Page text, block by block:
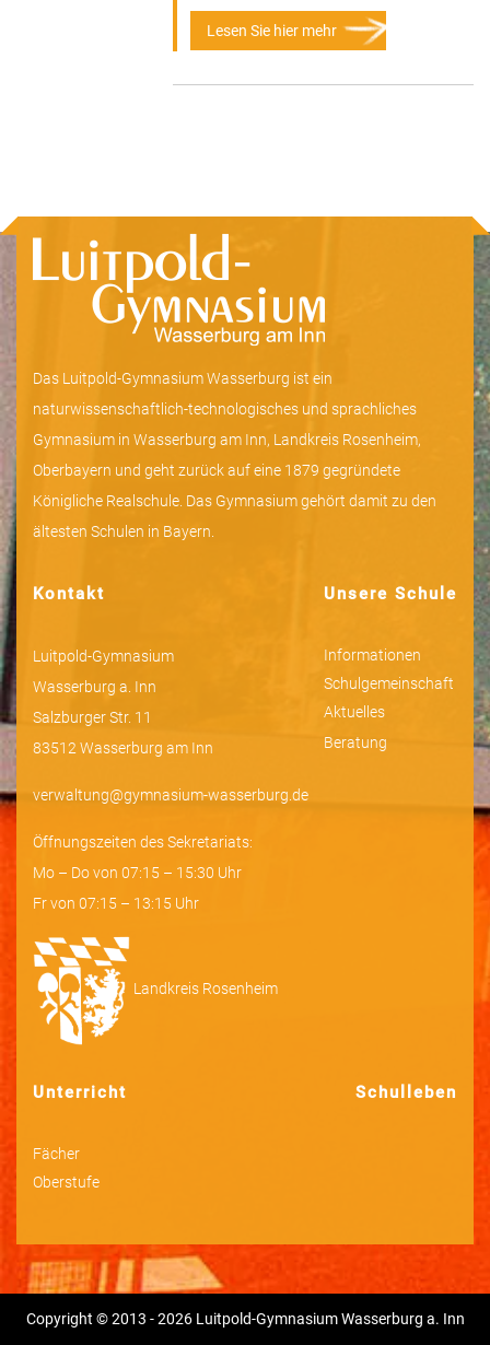
Lesen Sie hier mehr
Das Luitpold-Gymnasium Wasserburg ist ein
naturwissenschaftlich-technologisches und sprachliches
Gymnasium in Wasserburg am Inn, Landkreis Rosenheim,
Oberbayern und geht zurück auf eine 1879 gegründete
Königliche Realschule. Das Gymnasium gehört damit zu den
ältesten Schulen in Bayern.
Kontakt
Luitpold-Gymnasium
Wasserburg a. Inn
Salzburger Str. 11
83512 Wasserburg am Inn
verwaltung@gymnasium-wasserburg.de
Öffnungszeiten des Sekretariats:
Mo – Do von 07:15 – 15:30 Uhr
Fr von 07:15 – 13:15 Uhr
Landkreis Rosenheim
Unsere Schule
Informationen
Schulgemeinschaft
Aktuelles
Beratung
Unterricht
Fächer
Oberstufe
Schulleben
Copyright © 2013 - 2026 Luitpold-Gymnasium Wasserburg a. Inn